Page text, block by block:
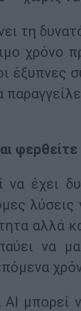
τη
χρόνο
έχει
αλλά
να
μπορεί